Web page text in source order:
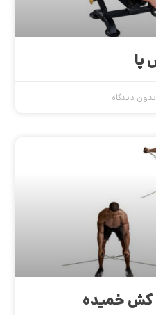
پا
بدون دیدگاه
کش خمیده